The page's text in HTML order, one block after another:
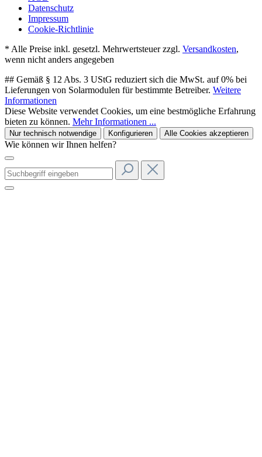
Datenschutz
Impressum
Cookie-Richtlinie
* Alle Preise inkl. gesetzl. Mehrwertsteuer zzgl. Versandkosten,
wenn nicht anders angegeben
## Gemäß § 12 Abs. 3 UStG reduziert sich die MwSt. auf 0% bei
Lieferungen von Solarmodulen für bestimmte Betreiber. Weitere
Informationen
Diese Website verwendet Cookies, um eine bestmögliche Erfahrung
bieten zu können. Mehr Informationen ...
Nur technisch notwendige Konfigurieren Alle Cookies akzeptieren
Wie können wir Ihnen helfen?